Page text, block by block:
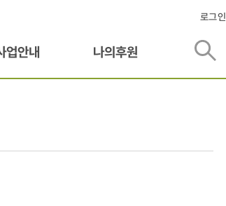
로그인
업안내 나의후원